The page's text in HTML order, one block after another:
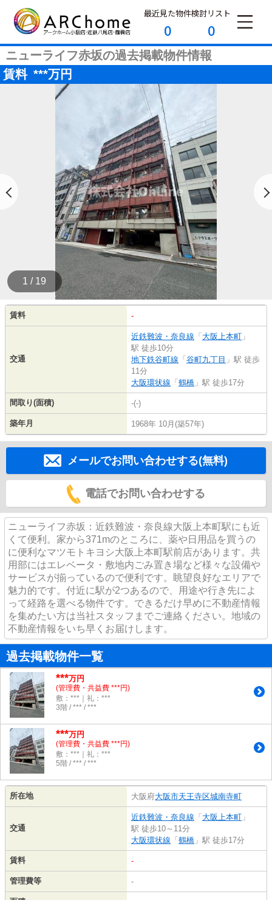
最近見た物件
0
検討リスト
0
ニューライフ赤坂の過去掲載物件情報
賃料 ***万円
1 / 19
賃料 -
交通
近鉄難波・奈良線 「 大阪上本町 」
駅 徒歩10分
地下鉄谷町線 「 谷町九丁目 」駅 徒歩
11分
大阪環状線 「 鶴橋 」駅 徒歩17分
間取り(面積) -(-)
築年月 1968年 10月(築57年)
メールでお問い合わせする(無料)
電話でお問い合わせする
ニューライフ赤坂：近鉄難波・奈良線大阪上本町駅にも近
くて便利。家から371mのところに、薬や日用品を買うの
に便利なマツモトキヨシ大阪上本町駅前店があります。共
用部にはエレベータ・敷地内ごみ置き場など様々な設備や
サービスが揃っているので便利です。眺望良好なエリアで
魅力的です。付近に駅が2つあるので、用途や行き先によ
って経路を選べる物件です。できるだけ早めに不動産情報
を集めたい方は当社スタッフまでご連絡ください。地域の
不動産情報をいち早くお届けします。
過去掲載物件一覧
***万円
(管理費・共益費 ***円)
敷：***｜礼：***
3階 / *** / ***
***万円
(管理費・共益費 ***円)
敷：***｜礼：***
5階 / *** / ***
所在地 大阪府大阪市天王寺区城南寺町
交通
近鉄難波・奈良線 「 大阪上本町 」
駅 徒歩10～11分
大阪環状線 「 鶴橋 」駅 徒歩17分
賃料 -
管理費等 -